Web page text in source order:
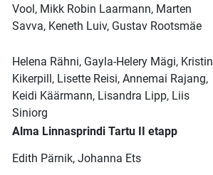
Vool, Mikk Robin Laarmann, Marten
Savva, Keneth Luiv, Gustav Rootsmäe
Helena Rähni, Gayla-Helery Mägi, Kristin
Kikerpill, Lisette Reisi, Annemai Rajang,
Keidi Käärmann, Lisandra Lipp, Liis
Siniorg
Alma Linnasprindi Tartu II etapp
Edith Pärnik, Johanna Ets